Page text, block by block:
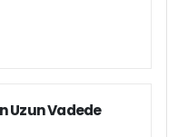
Uzun Vadede